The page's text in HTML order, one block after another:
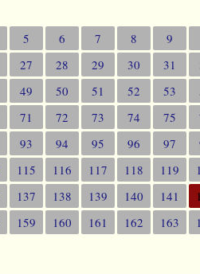
5 6 7 8 9
27 28 29 30 31
49 50 51 52 53
71 72 73 74 75
93 94 95 96 97
115 116 117 118 119
137 138 139 140 141
159 160 161 162 163